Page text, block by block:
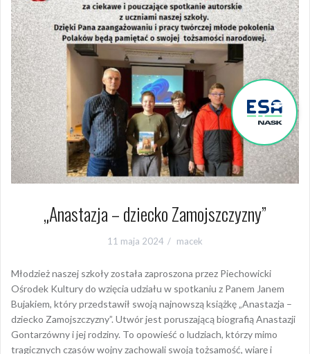
„Anastazja – dziecko Zamojszczyzny”
11 maja 2024 macek
Młodzież naszej szkoły została zaproszona przez Piechowicki
Ośrodek Kultury do wzięcia udziału w spotkaniu z Panem Janem
Bujakiem, który przedstawił swoją najnowszą książkę „Anastazja –
dziecko Zamojszczyzny”. Utwór jest poruszającą biografią Anastazji
Gontarzówny i jej rodziny. To opowieść o ludziach, którzy mimo
tragicznych czasów wojny zachowali swoją tożsamość, wiarę i